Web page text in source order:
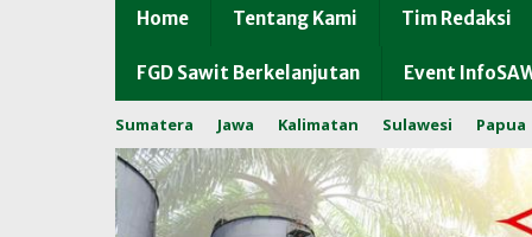
Home Tentang Kami Tim Redaksi
FGD Sawit Berkelanjutan Event
Sumatera Jawa Kalimatan Sulawesi Papua